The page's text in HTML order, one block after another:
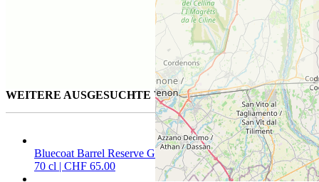
WEITERE AUSGESUCHTE WEINE FÜR SIE
Bluecoat Barrel Reserve Gin
70 cl | CHF 65.00